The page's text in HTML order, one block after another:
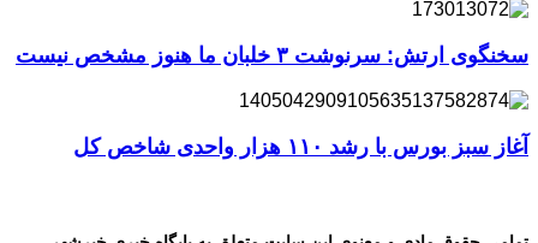
سخنگوی ارتش: سرنوشت ۳ خلبان ما هنوز مشخص نیست
آغاز سبز بورس با رشد ۱۱۰ هزار واحدی شاخص کل